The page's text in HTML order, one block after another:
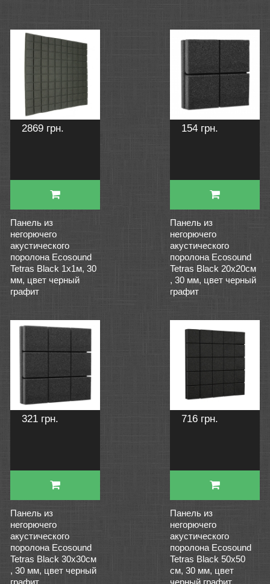
2869 грн.
Панель из
негорючего
акустического
поролона Ecosound
Tetras Black 1х1м, 30
мм, цвет черный
графит
154 грн.
Панель из
негорючего
акустического
поролона Ecosound
Tetras Black 20х20см
, 30 мм, цвет черный
графит
321 грн.
Панель из
негорючего
акустического
поролона Ecosound
Tetras Black 30х30см
, 30 мм, цвет черный
графит
716 грн.
Панель из
негорючего
акустического
поролона Ecosound
Tetras Black 50х50
см, 30 мм, цвет
черный графит